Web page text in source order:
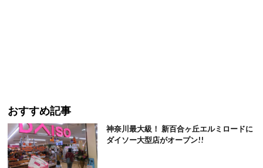
おすすめ記事
神奈川最大級！ 新百合ヶ丘エルミロードに
ダイソー大型店がオープン!!